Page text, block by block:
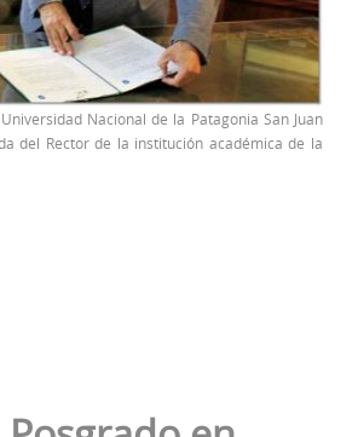
Nacional de la Patagonia San Juan
del Rector de la institución académica de la